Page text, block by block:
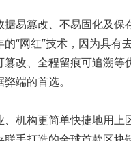
据易篡改、不易固化及保
的“网红”技术，因为具有
篡改、全程留痕可追溯等
端的首选。
、机构更简单快捷地用上